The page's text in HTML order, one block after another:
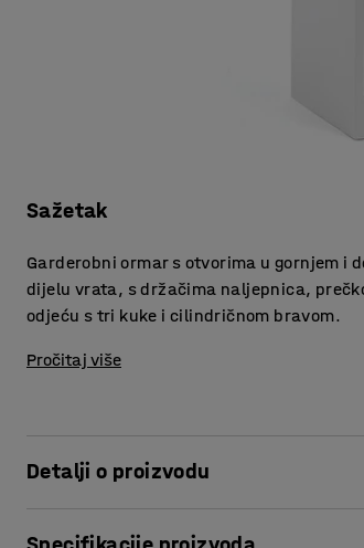
Sažetak
Garderobni ormar s otvorima u gornjem i
dijelu vrata, s držačima naljepnica,
odjeću s tri kuke i cilindričnom bravom.
Pročitaj više
Detalji o proizvodu